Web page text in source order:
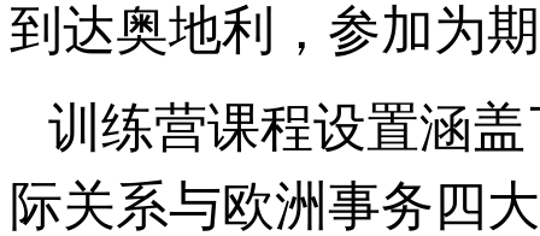
到达奥地利，参加为
训练营课程设置涵
际关系与欧洲事务四